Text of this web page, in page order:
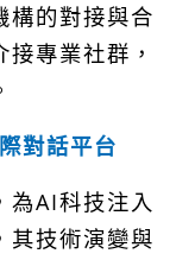
構的對接與合
專業社群，
對話平台
為AI科技注入
其技術演變與